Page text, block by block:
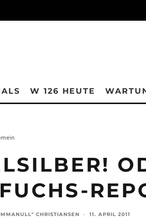
W 126 HEUTE
CHRISTIANSEN · 11. APRIL 2011